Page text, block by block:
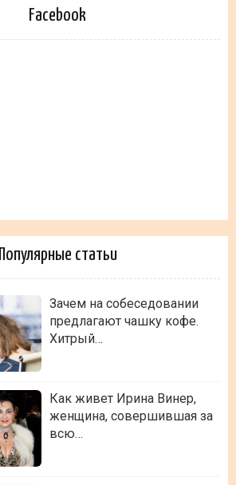
Facebook
Популярные статьи
Зачем на собеседовании
предлагают чашку кофе.
Хитрый…
Как живет Ирина Винер,
женщина, совершившая за
всю…